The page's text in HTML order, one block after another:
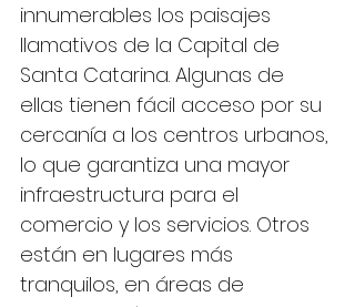
innumerables los paisajes
llamativos de la Capital de
Santa Catarina. Algunas de
ellas tienen fácil acceso por su
cercanía a los centros urbanos,
lo que garantiza una mayor
infraestructura para el
comercio y los servicios. Otros
están en lugares más
tranquilos, en áreas de